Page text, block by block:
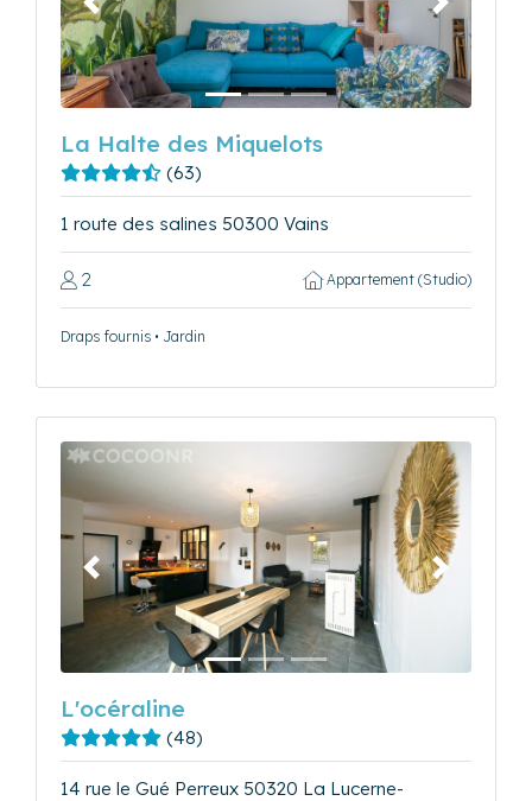
Précédent Suivant
La Halte des Miquelots
(63)
1 route des salines 50300 Vains
2 Appartement (Studio)
Draps fournis • Jardin
Précédent Suivant
L'océraline
(48)
14 rue le Gué Perreux 50320 La Lucerne-